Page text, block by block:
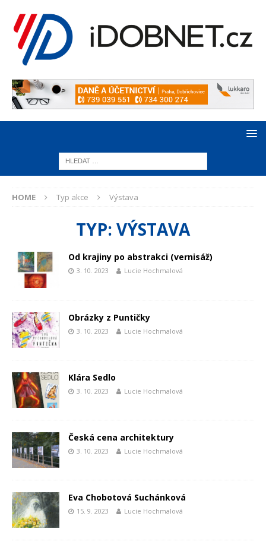
HOME Typ akce Výstava
TYP: VÝSTAVA
Od krajiny po abstrakci (vernisáž)
3. 10. 2023 Lucie Hochmalová
Obrázky z Puntičky
3. 10. 2023 Lucie Hochmalová
Klára Sedlo
3. 10. 2023 Lucie Hochmalová
Česká cena architektury
3. 10. 2023 Lucie Hochmalová
Eva Chobotová Suchánková
15. 9. 2023 Lucie Hochmalová